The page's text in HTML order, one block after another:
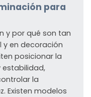
para
y por qué son tan
y en decoración
posicionar la
estabilidad,
la
Existen modelos